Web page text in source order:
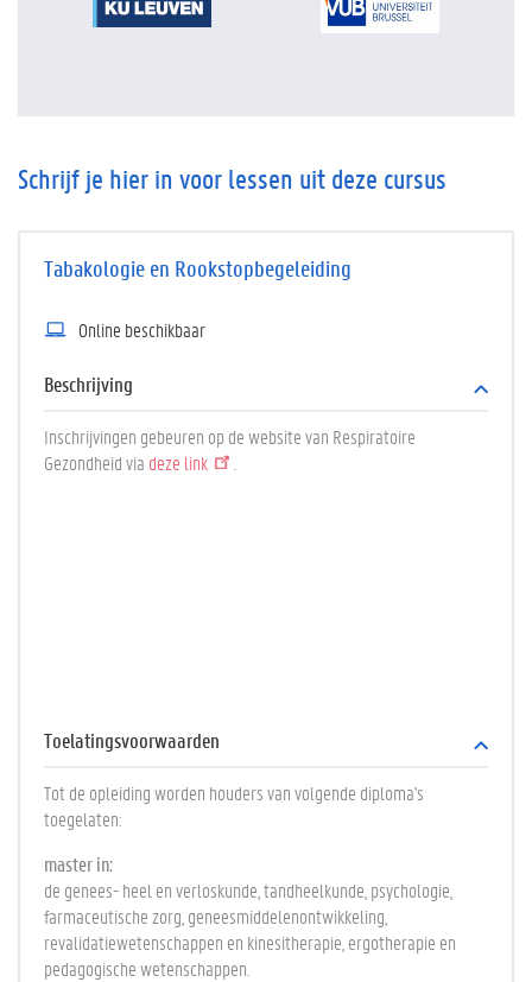
Schrijf je hier in voor lessen uit deze cursus
Tabakologie en Rookstopbegeleiding
Online beschikbaar
Beschrijving
Inschrijvingen gebeuren op de website van Respiratoire
Gezondheid via deze link
Toelatingsvoorwaarden
Tot de opleiding worden houders van volgende diploma's
toegelaten:
master in:
de genees- heel en verloskunde, tandheelkunde, psychologie,
farmaceutische zorg, geneesmiddelenontwikkeling,
revalidatiewetenschappen en kinesitherapie, ergotherapie en
pedagogische wetenschappen.